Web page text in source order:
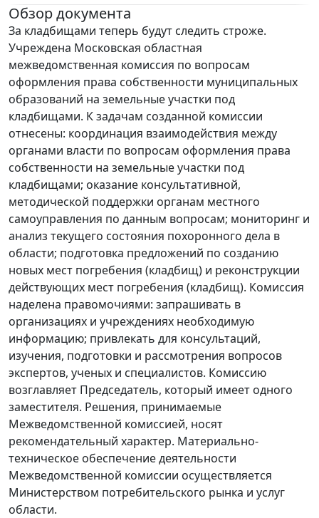
Обзор документа
За кладбищами теперь будут следить строже.
Учреждена Московская областная
межведомственная комиссия по вопросам
оформления права собственности муниципальных
образований на земельные участки под
кладбищами. К задачам созданной комиссии
отнесены: координация взаимодействия между
органами власти по вопросам оформления права
собственности на земельные участки под
кладбищами; оказание консультативной,
методической поддержки органам местного
самоуправления по данным вопросам; мониторинг и
анализ текущего состояния похоронного дела в
области; подготовка предложений по созданию
новых мест погребения (кладбищ) и реконструкции
действующих мест погребения (кладбищ). Комиссия
наделена правомочиями: запрашивать в
организациях и учреждениях необходимую
информацию; привлекать для консультаций,
изучения, подготовки и рассмотрения вопросов
экспертов, ученых и специалистов. Комиссию
возглавляет Председатель, который имеет одного
заместителя. Решения, принимаемые
Межведомственной комиссией, носят
рекомендательный характер. Материально-
техническое обеспечение деятельности
Межведомственной комиссии осуществляется
Министерством потребительского рынка и услуг
области.